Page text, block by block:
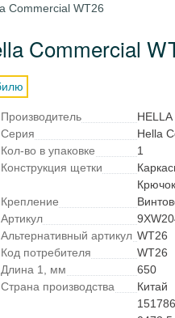
Commercial WT26
Commercial
Производитель
Серия
Hella
Кол-во в упаковке
1
Конструкция щетки
Крепление
Артикул
Альтернативный артикул WT26
Код потребителя
WT26
Длина 1, мм
650
Страна производства
Китай